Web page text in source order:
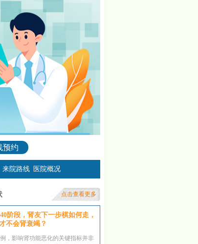
预约
来院路线 医院概况
点击查看更多
阶段，肾友下一步棋如何走，
不会肾衰竭？
，影响肾功能恶化的关键指标并非